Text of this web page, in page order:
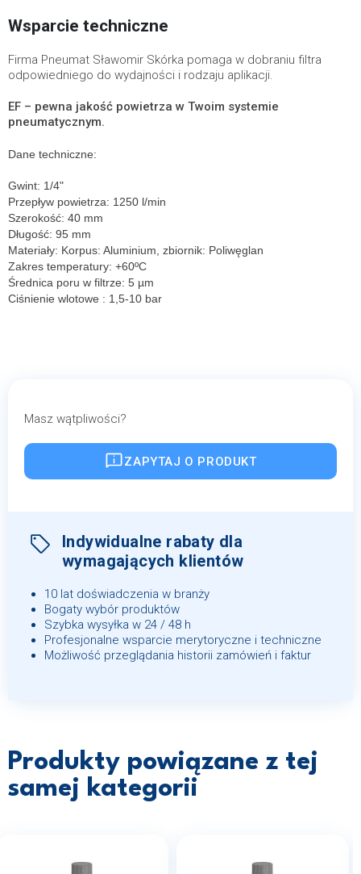
Wsparcie techniczne
Firma Pneumat Sławomir Skórka pomaga w dobraniu filtra
odpowiedniego do wydajności i rodzaju aplikacji.
EF – pewna jakość powietrza w Twoim systemie
pneumatycznym.
Dane techniczne:
Gwint: 1/4"
Przepływ powietrza: 1250 l/min
Szerokość: 40 mm
Długość: 95 mm
Materiały: Korpus: Aluminium, zbiornik: Poliwęglan
Zakres temperatury: +60ºC
Średnica poru w filtrze: 5 µm
Ciśnienie wlotowe : 1,5-10 bar
Masz wątpliwości?
ZAPYTAJ O PRODUKT
Indywidualne rabaty dla
wymagających klientów
10 lat doświadczenia w branży
Bogaty wybór produktów
Szybka wysyłka w 24 / 48 h
Profesjonalne wsparcie merytoryczne i techniczne
Możliwość przeglądania historii zamówień i faktur
Produkty powiązane z tej
samej kategorii